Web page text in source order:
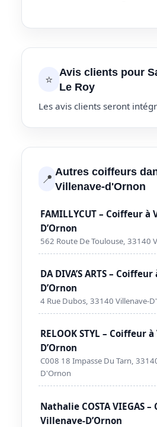
⭐ Avis clients pour
Le Roy
Les avis clients seront
📍 Autres coiffeurs
Villenave-d'Ornon
FAMILLYCUT – Coiffeur à
D’Ornon
562 Route De Toulouse, 33140
DA DIVA’S ARTS –
D’Ornon
4 Rue Dubos, 33140 Villenave-
RELOOK STYL – Coiffeur
D’Ornon
C008 18 Impasse Du Tarn,
D'Ornon
Nathalie COSTA VIEGAS
Villenave-D’Ornon